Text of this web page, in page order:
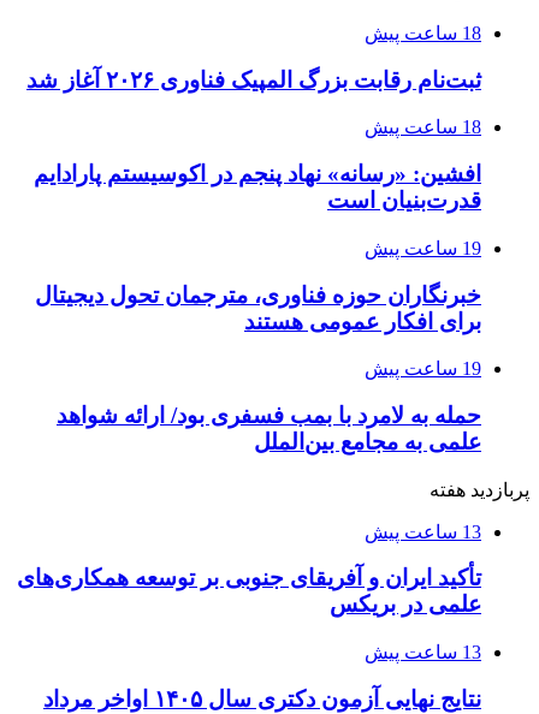
18 ساعت پیش
ثبت‌نام رقابت بزرگ المپیک فناوری ۲۰۲۶ آغاز شد
18 ساعت پیش
افشین: «رسانه» نهاد پنجم در اکوسیستم پارادایم
قدرت‌بنیان است
19 ساعت پیش
خبرنگاران حوزه فناوری، مترجمان تحول دیجیتال
برای افکار عمومی هستند
19 ساعت پیش
حمله به لامرد با بمب فسفری بود/ ارائه شواهد
علمی به مجامع بین‌الملل
پربازدید هفته
13 ساعت پیش
تأکید ایران و آفریقای جنوبی بر توسعه همکاری‌های
علمی در بریکس
13 ساعت پیش
نتایج نهایی آزمون دکتری سال ۱۴۰۵ اواخر مرداد